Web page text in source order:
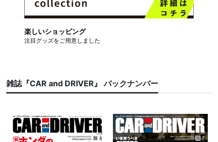
楽しいショッピング
注目グッズをご用意しました
雑誌『CAR and DRIVER』 バックナンバー